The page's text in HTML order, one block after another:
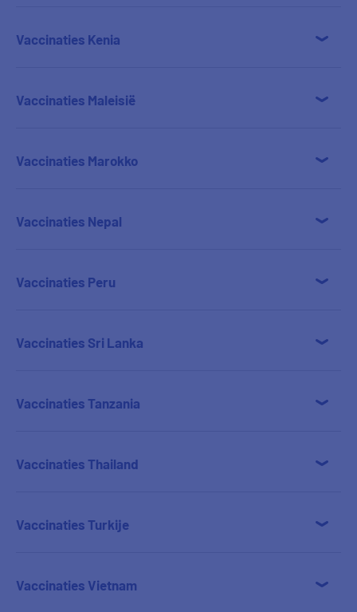
Vaccinaties Kenia
Vaccinaties Maleisië
Vaccinaties Marokko
Vaccinaties Nepal
Vaccinaties Peru
Vaccinaties Sri Lanka
Vaccinaties Tanzania
Vaccinaties Thailand
Vaccinaties Turkije
Vaccinaties Vietnam